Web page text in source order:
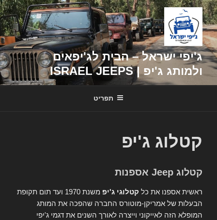
דילוג
לתוכן
ג'יפי ישראל – הבית לג'יפאים
ולמותג ג'יפ | ISRAEL JEEPS
תפריט
קטלוג ג'יפ
קטלוג Jeep אספנות
ראשית אספנו את כל קטלוגי ג'יפ
משנת 1970 ועד תום תקופת
הבעלות של אמריקן-מוטורס החברה שהפכה את המותג
המופלא הזה לאייקוני וייצרה לאורך השנים את דגמי ג'יפי